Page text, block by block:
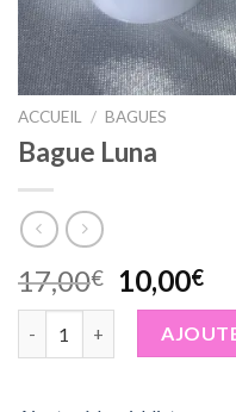
ACCUEIL / BAGUES
Bague Luna
17,00€
Le
prix
initial
était :
10,00€Le
quantité de Bague Luna